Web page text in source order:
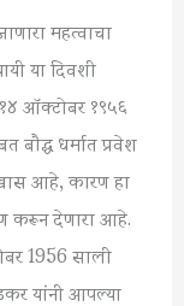
महत्वाचा
या दिवशी
ऑक्टोबर १९५६
धर्मात प्रवेश
आहे, कारण हा
करून देणारा आहे.
1956 साली
यांनी आपल्या